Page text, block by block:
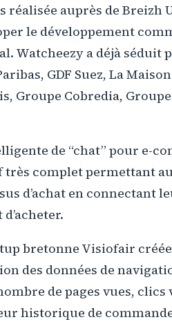
réalisée auprès de Breizh
le développement
Watcheezy a déjà séduit
GDF Suez, La
Groupe Cobredia,
de “chat” pour e-­
complet permettant
d’achat en connectant
bretonne Visiofair
des données de
de pages vues,
historique de